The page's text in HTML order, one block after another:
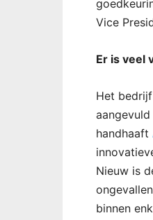
Vice
Er is veel
Het
handhaaft
Nieuw is
binnen